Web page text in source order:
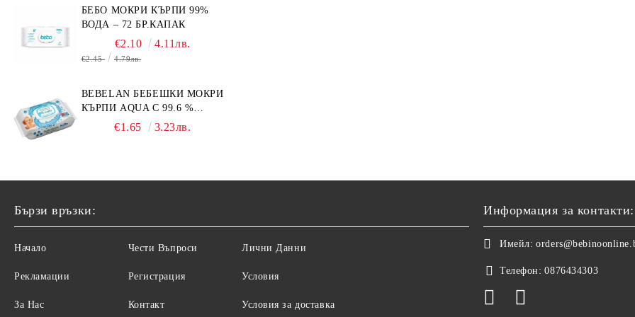
БЕБО МОКРИ КЪРПИ 99%
ВОДА – 72 БР.КАПАК
€2.10 4.11лв.
€2.45 4.79лв.
BEBELAN БЕБЕШКИ МОКРИ
КЪРПИ AQUA С 99.6 %
ВОДА 64БР.
€1.65 3.23лв.
Бързи връзки:
Начало
Рекламации
За Нас
Чести Въпроси
Регистрация
Контакт
Лични Данни
Условия
Условия за доставка
Информация за контакти:
Имейл:
Телефон: 0876434303